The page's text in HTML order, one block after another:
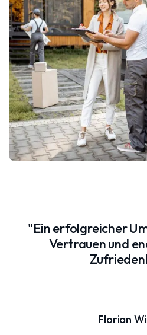
"Ein erfolgreicher
Vertrauen und
Florian